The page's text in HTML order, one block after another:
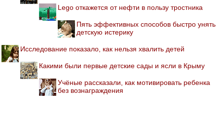
Lego откажется от нефти в пользу тростника
Пять эффективных способов быстро унять
детскую истерику
Исследование показало, как нельзя хвалить детей
Какими были первые детские сады и ясли в Крыму
Учёные рассказали, как мотивировать ребенка
без вознаграждения